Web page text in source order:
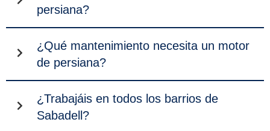
persiana?
¿Qué mantenimiento necesita un motor
de persiana?
¿Trabajáis en todos los barrios de
Sabadell?